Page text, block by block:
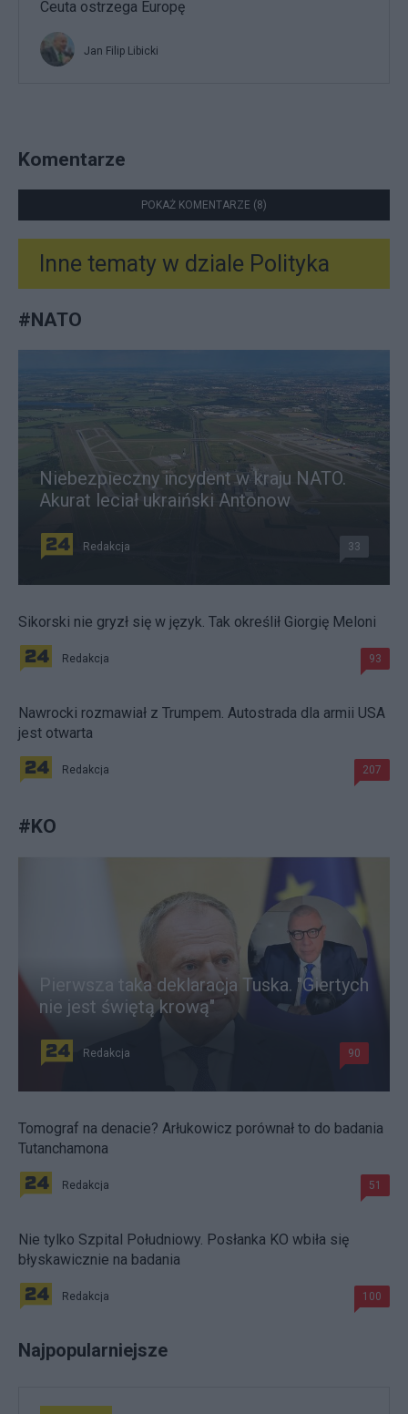
Ceuta ostrzega Europę
Jan Filip Libicki
Komentarze
POKAŻ KOMENTARZE (8)
Inne tematy w dziale Polityka
#NATO
Niebezpieczny incydent w kraju NATO.
Akurat leciał ukraiński Antonow
Redakcja 33
Sikorski nie gryzł się w język. Tak określił Giorgię Meloni
Redakcja 93
Nawrocki rozmawiał z Trumpem. Autostrada dla armii USA
jest otwarta
Redakcja 207
#KO
Pierwsza taka deklaracja Tuska. "Giertych
nie jest świętą krową"
Redakcja 90
Tomograf na denacie? Arłukowicz porównał to do badania
Tutanchamona
Redakcja 51
Nie tylko Szpital Południowy. Posłanka KO wbiła się
błyskawicznie na badania
Redakcja 100
Najpopularniejsze